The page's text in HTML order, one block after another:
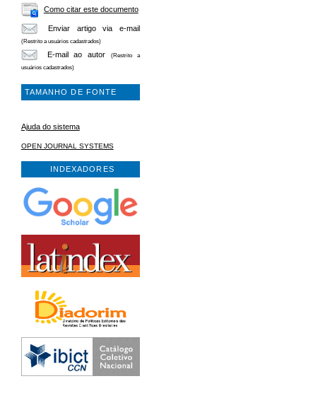
Como citar este documento
Enviar artigo via e-mail
(Restrito a usuários cadastrados)
E-mail ao autor
(Restrito a
usuários cadastrados)
TAMANHO DE FONTE
Ajuda do sistema
OPEN JOURNAL SYSTEMS
INDEXADORES